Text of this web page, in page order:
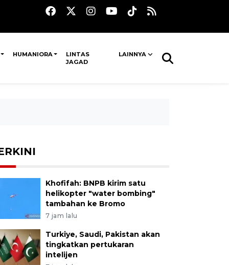
HUMANIORA
LINTAS
JAGAD
LAINNYA
Khofifah: BNPB kirim satu
helikopter "water bombing"
tambahan ke Bromo
7 jam lalu
Turkiye, Saudi, Pakistan akan
tingkatkan pertukaran
intelijen